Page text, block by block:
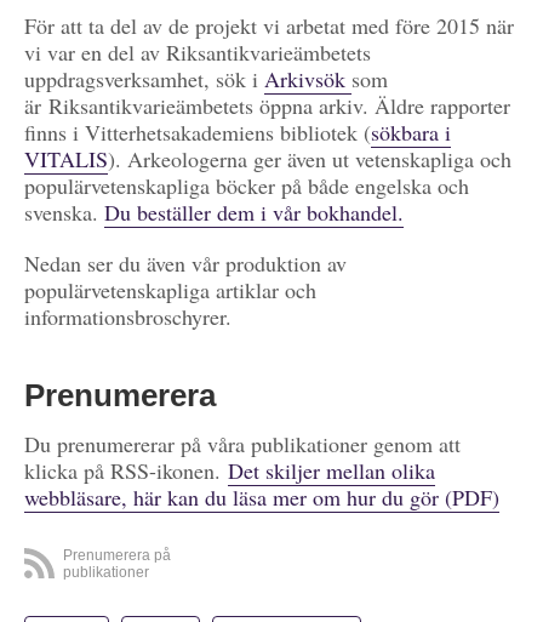
För att ta del av de projekt vi arbetat med före 2015 när
vi var en del av Riksantikvarieämbetets
uppdragsverksamhet, sök i Arkivsök som
är Riksantikvarieämbetets öppna arkiv. Äldre rapporter
finns i Vitterhetsakademiens bibliotek (sökbara i
VITALIS). Arkeologerna ger även ut vetenskapliga och
populärvetenskapliga böcker på både engelska och
svenska. Du beställer dem i vår bokhandel.
Nedan ser du även vår produktion av
populärvetenskapliga artiklar och
informationsbroschyrer.
Prenumerera
Du prenumererar på våra publikationer genom att
klicka på RSS-ikonen. Det skiljer mellan olika
webbläsare, här kan du läsa mer om hur du gör (PDF)
Prenumerera på
publikationer